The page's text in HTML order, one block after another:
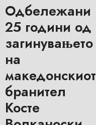
Одбележани
25 години од
загинувањето
на
македонскиот
бранител
Косте